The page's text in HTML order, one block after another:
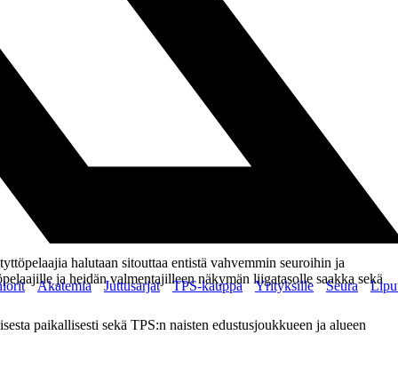
Akatemia Juttusarjat TPS-kauppa Yrityksille Seura
halutaan sitouttaa entistä vahvemmin seuroihin ja
ja heidän valmentajilleen näkymän liigatasolle saakka sekä
paikallisesti sekä TPS:n naisten edustusjoukkueen ja alueen